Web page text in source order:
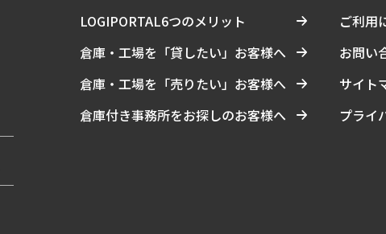
LOGIPORTAL6つのメリット
倉庫・工場を「貸したい」お客様へ
倉庫・工場を「売りたい」お客様へ
倉庫付き事務所をお探しのお客様へ
ご利用
お問い
サイト
プライ